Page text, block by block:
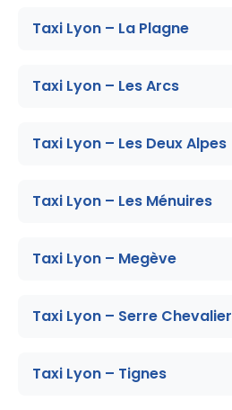
Taxi Lyon – La Plagne
Taxi Lyon – Les Arcs
Taxi Lyon – Les Deux Alpes
Taxi Lyon – Les Ménuires
Taxi Lyon – Megève
Taxi Lyon – Serre Chevalier
Taxi Lyon – Tignes